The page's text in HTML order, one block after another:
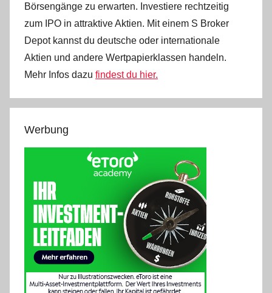
Börsengänge zu erwarten. Investiere rechtzeitig
zum IPO in attraktive Aktien. Mit einem S Broker
Depot kannst du deutsche oder internationale
Aktien und andere Wertpapierklassen handeln.
Mehr Infos dazu findest du hier.
Werbung